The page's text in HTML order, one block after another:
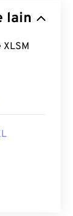
lain